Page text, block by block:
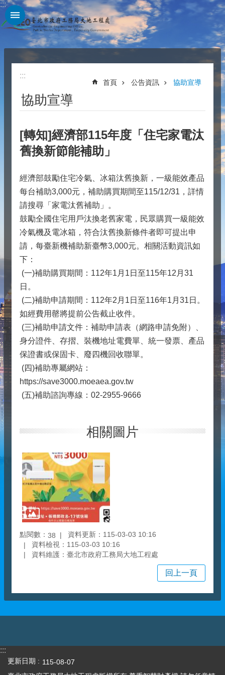
跳到主要內容區塊
:::
:::
首頁 公告資訊 協助宣導
協助宣導
[轉知]經濟部115年度「住宅家電汰
舊換新節能補助」
經濟部鼓勵住宅冷氣、冰箱汰舊換新，一級能效產品
每台補助3,000元，補助購買期間至115/12/31，詳情
請搜尋「家電汰舊補助」。
鼓勵全國住宅用戶汰換老舊家電，民眾購買一級能效
冷氣機及電冰箱，符合汰舊換新條件者即可提出申
請，每臺新機補助新臺幣3,000元。相關活動資訊如
下：
(一)補助購買期間：112年1月1日至115年12月31
日。
(二)補助申請期間：112年2月1日至116年1月31日。
如經費用罄將提前公告截止收件。
(三)補助申請文件：補助申請表（網路申請免附）、
身分證件、存摺、裝機地址電費單、統一發票、產品
保證書或保固卡、廢四機回收聯單。
(四)補助專屬網站：
https://save3000.moeaea.gov.tw
(五)補助諮詢專線：02-2955-9666
相關圖片
點閱數： 38
資料更新：115-03-03 10:16
資料檢視：115-03-03 10:16
資料維護：臺北市政府工務局大地工程處
回上一頁
:::
更新日期
115-08-07